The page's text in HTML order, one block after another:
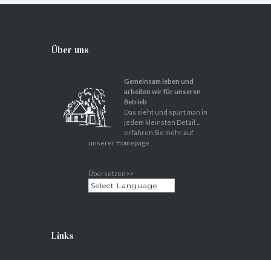
Über uns
Gemeinsam leben und
arbeiten wir für unseren
Betrieb
Das sieht und spürt man in
jedem kleinsten Detail ...
erfahren Sie mehr auf
unserer Homepage
Übersetzen>>
Links